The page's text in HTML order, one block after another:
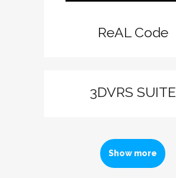
ReAL Code
3DVRS SUITE
Show more